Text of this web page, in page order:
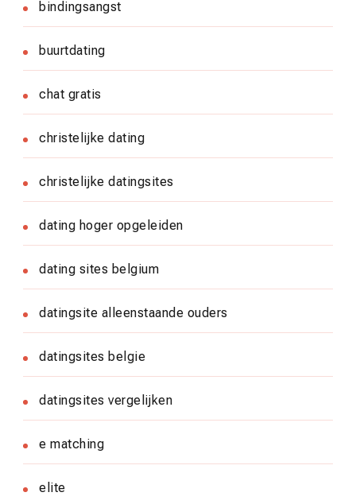
bindingsangst
buurtdating
chat gratis
christelijke dating
christelijke datingsites
dating hoger opgeleiden
dating sites belgium
datingsite alleenstaande ouders
datingsites belgie
datingsites vergelijken
e matching
elite